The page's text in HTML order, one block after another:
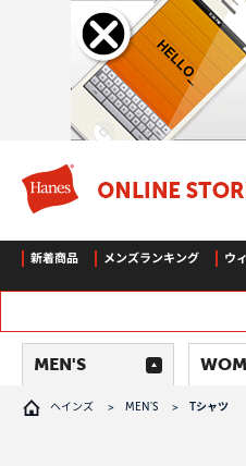
新着商品 メンズランキング ウ
MEN'S
ヘインズ > MEN'S > Tシャツ